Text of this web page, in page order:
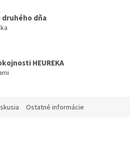
dňa
HEUREKA
Ostatné informácie